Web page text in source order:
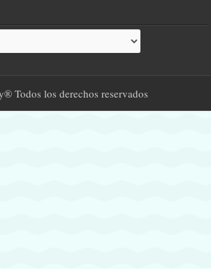
Todos los derechos reservados